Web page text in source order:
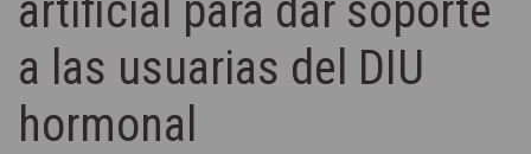
a las usuarias del DIU
hormonal